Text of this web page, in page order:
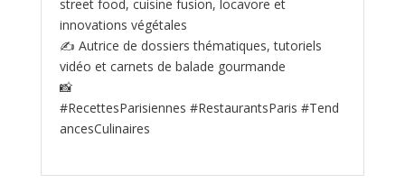
street food, cuisine fusion, locavore et
innovations végétales
✍️ Autrice de dossiers thématiques, tutoriels
vidéo et carnets de balade gourmande
📸
#RecettesParisiennes #RestaurantsParis #Tend
ancesCulinaires